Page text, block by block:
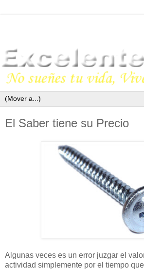
El Saber tiene su Precio
Algunas veces es un error juzgar el
actividad simplemente por el tiempo